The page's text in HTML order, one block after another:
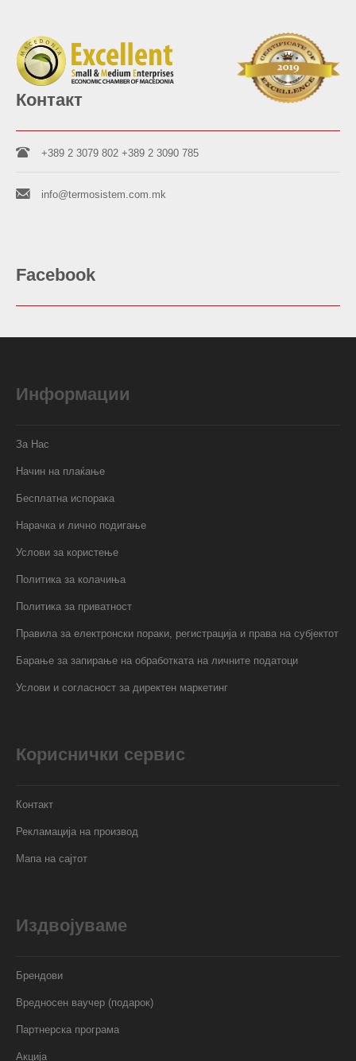
Контакт
+389 2 3079 802 +389 2 3090 785
info@termosistem.com.mk
Facebook
Информации
За Нас
Начин на плаќање
Бесплатна испорака
Нарачка и лично подигање
Услови за користење
Политика за колачиња
Политика за приватност
Правила за електронски пораки, регистрација и права на субјектот
Барање за запирање на обработката на личните податоци
Услови и согласност за директен маркетинг
Кориснички сервис
Контакт
Рекламација на производ
Мапа на сајтот
Издвојуваме
Брендови
Вредносен ваучер (подарок)
Партнерска програма
Акција